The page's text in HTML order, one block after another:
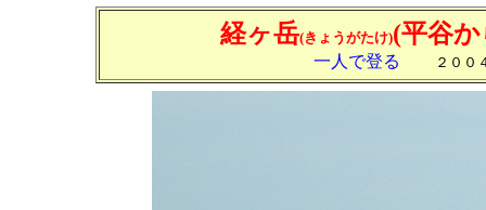
経ヶ岳(きょうがたけ)(平谷
一人で登る ２００